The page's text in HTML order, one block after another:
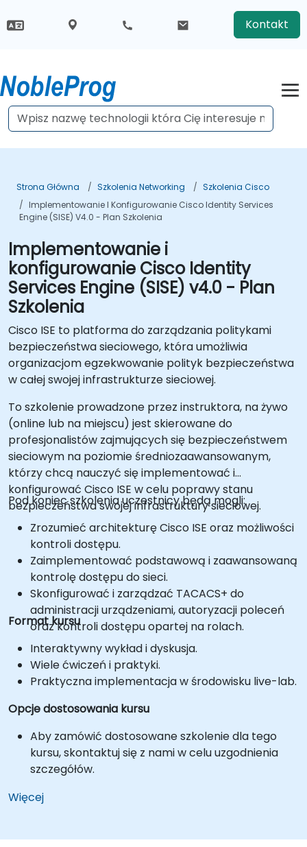
Kontakt
Strona Główna Szkolenia Networking
Szkolenia Cisco
Implementowanie I Konfigurowanie Cisco Identity Services
Engine (SISE) V4.0 - Plan Szkolenia
Implementowanie i
konfigurowanie Cisco Identity
Services Engine (SISE) v4.0 - Plan
Szkolenia
Cisco ISE to platforma do zarządzania politykami
bezpieczeństwa sieciowego, która umożliwia
organizacjom egzekwowanie polityk bezpieczeństwa
w całej swojej infrastrukturze sieciowej.
To szkolenie prowadzone przez instruktora, na żywo
(online lub na miejscu) jest skierowane do
profesjonalistów zajmujących się bezpieczeństwem
sieciowym na poziomie średniozaawansowanym,
którzy chcą nauczyć się implementować i
konfigurować Cisco ISE w celu poprawy stanu
bezpieczeństwa swojej infrastruktury sieciowej.
Pod koniec szkolenia uczestnicy będą mogli:
Zrozumieć architekturę Cisco ISE oraz możliwości
kontroli dostępu.
Zaimplementować podstawową i zaawansowaną
kontrolę dostępu do sieci.
Skonfigurować i zarządzać TACACS+ do
administracji urządzeniami, autoryzacji poleceń
oraz kontroli dostępu opartej na rolach.
Format kursu
Interaktywny wykład i dyskusja.
Wiele ćwiczeń i praktyki.
Praktyczna implementacja w środowisku live-lab.
Opcje dostosowania kursu
Aby zamówić dostosowane szkolenie dla tego
kursu, skontaktuj się z nami w celu uzgodnienia
szczegółów.
Więcej